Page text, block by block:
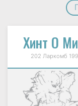
Хинт О
202 Ларкомб